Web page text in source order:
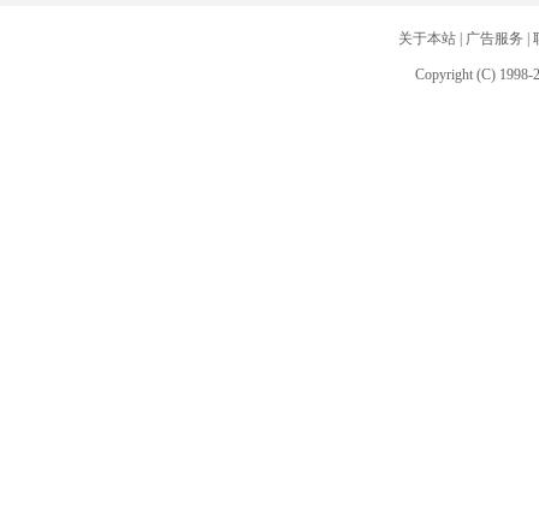
关于本站| 广告服务
Copyright (C) 1998-